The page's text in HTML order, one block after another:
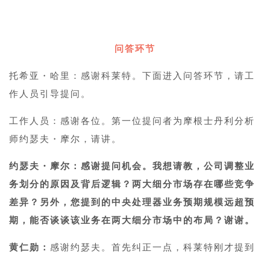
问答环节
托希亚・哈里：感谢科莱特。下面进入问答环节，请工
作人员引导提问。
工作人员：感谢各位。第一位提问者为摩根士丹利分析
师约瑟夫・摩尔，请讲。
约瑟夫・摩尔：感谢提问机会。我想请教，公司调整业
务划分的原因及背后逻辑？两大细分市场存在哪些竞争
差异？另外，您提到的中央处理器业务预期规模远超预
期，能否谈谈该业务在两大细分市场中的布局？谢谢。
黄仁勋： 感谢约瑟夫。首先纠正一点，科莱特刚才提到